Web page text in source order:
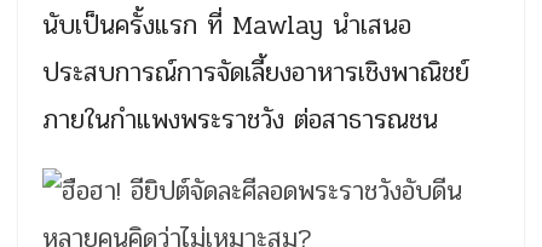
นับเป็นครั้งแรก ที่ Mawlay นำเสนอ
ประสบการณ์การจัดเลี้ยงอาหารเชิงพาณิชย์
ภายในกำแพงพระราชวัง ต่อสาธารณชน